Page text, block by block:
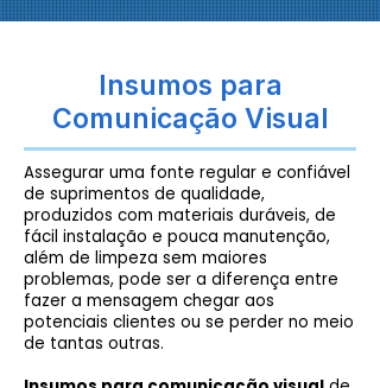
Insumos para
Comunicação Visual
Assegurar uma fonte regular e confiável
de suprimentos de qualidade,
produzidos com materiais duráveis, de
fácil instalação e pouca manutenção,
além de limpeza sem maiores
problemas, pode ser a diferença entre
fazer a mensagem chegar aos
potenciais clientes ou se perder no meio
de tantas outras.